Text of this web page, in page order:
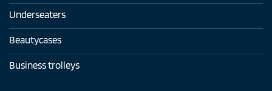
Underseaters
Beautycases
Business trolleys